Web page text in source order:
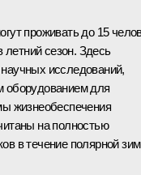
проживать до 15
летний сезон. Здесь
исследований,
оборудованием для
жизнеобеспечения
на полностью
в течение полярной